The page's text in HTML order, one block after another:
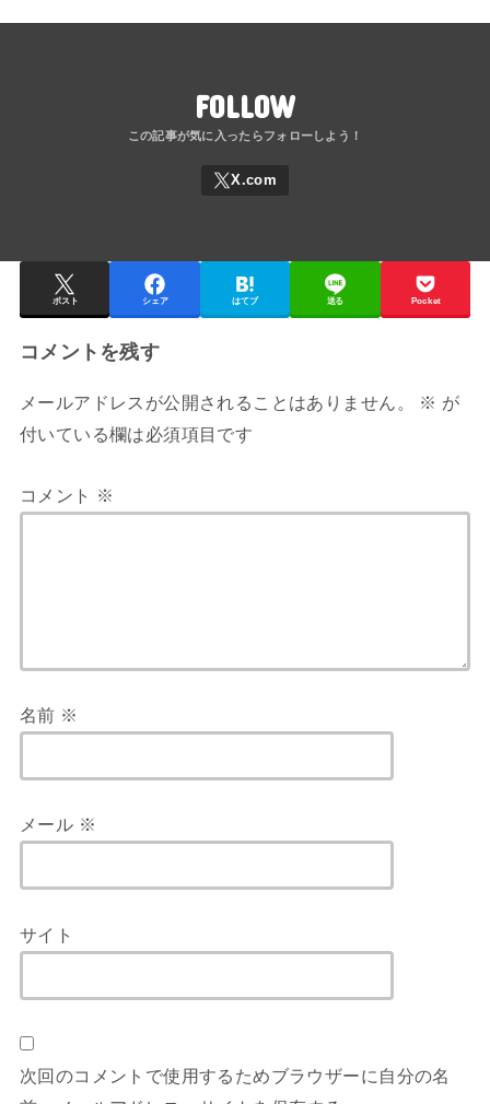
FOLLOW
ポスト シェア はてブ 送る Pocket
コメントを残す
メールアドレスが公開されることはありません。 ※ が
付いている欄は必須項目です
コメント ※
名前 ※
メール ※
サイト
次回のコメントで使用するためブラウザーに自分の名